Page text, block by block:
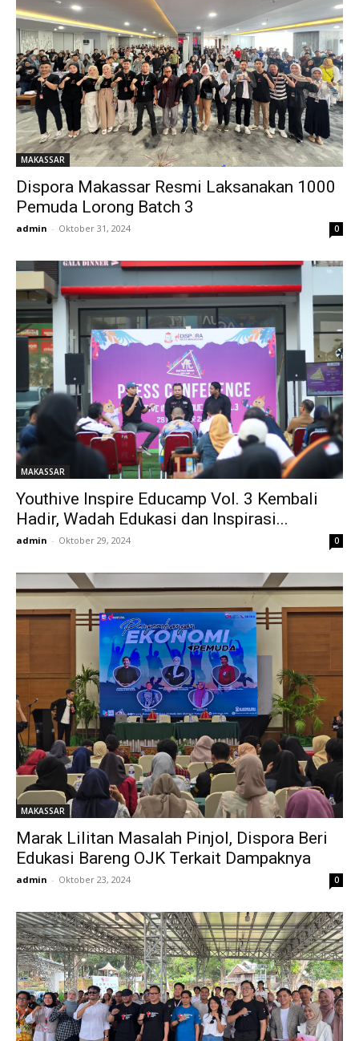
MAKASSAR
Dispora Makassar Resmi Laksanakan 1000
Pemuda Lorong Batch 3
admin - Oktober 31, 2024 0
MAKASSAR
Youthive Inspire Educamp Vol. 3 Kembali
Hadir, Wadah Edukasi dan Inspirasi...
admin - Oktober 29, 2024 0
MAKASSAR
Marak Lilitan Masalah Pinjol, Dispora Beri
Edukasi Bareng OJK Terkait Dampaknya
admin - Oktober 23, 2024 0